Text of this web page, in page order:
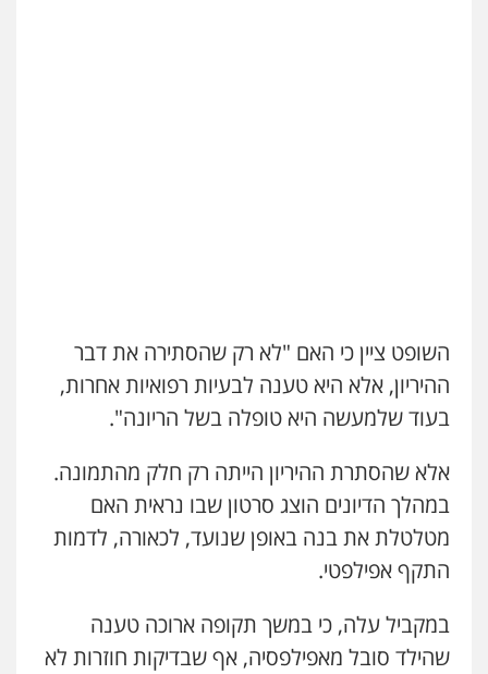
עו"ד אייל בסרגליק
פלילי כלכלי צווארון לבן עורכי דין לענייני
אסירים אזרחי נדל"ן / עסקים
0528488515
מנשה, אלמוג – עורכי דין
פלילי עבירות תנועה צווארון לבן תעבורה
עורכי דין לענייני אסירים מעצרים וחקירות
0546470989
חמורה חקירות ומעצרים צווארון לבן והונאה
0526885006
השופט ציין כי האם "לא רק שהסתירה את דבר
ההיריון, אלא היא טענה לבעיות רפואיות אחרות,
בעוד שלמעשה היא טופלה בשל הריונה".
אלא שהסתרת ההיריון הייתה רק חלק מהתמונה.
במהלך הדיונים הוצג סרטון שבו נראית האם
מטלטלת את בנה באופן שנועד, לכאורה, לדמות
התקף אפילפטי.
במקביל עלה, כי במשך תקופה ארוכה טענה
שהילד סובל מאפילפסיה, אף שבדיקות חוזרות לא